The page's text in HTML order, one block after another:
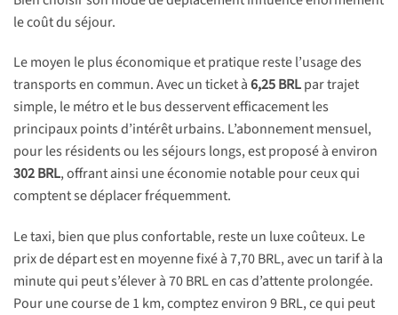
le coût du séjour.
Le moyen le plus économique et pratique reste l’usage des
transports en commun. Avec un ticket à6,25 BRLpar trajet
simple, le métro et le bus desservent efficacement les
principaux points d’intérêt urbains. L’abonnement mensuel,
pour les résidents ou les séjours longs, est proposé à environ
302 BRL, offrant ainsi une économie notable pour ceux qui
comptent se déplacer fréquemment.
Le taxi, bien que plus confortable, reste un luxe coûteux. Le
prix de départ est en moyenne fixé à 7,70 BRL, avec un tarif à la
minute qui peut s’élever à 70 BRL en cas d’attente prolongée.
Pour une course de 1 km, comptez environ 9 BRL, ce qui peut